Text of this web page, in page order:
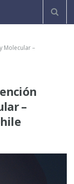
Molecular –
–